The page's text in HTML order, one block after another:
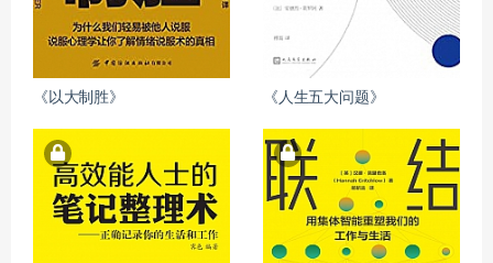
《以大制胜》 《人生五大问题》